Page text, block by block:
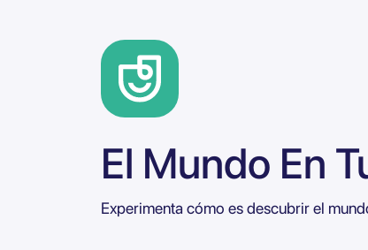
El Mundo En
Experimenta cómo es descubrir el